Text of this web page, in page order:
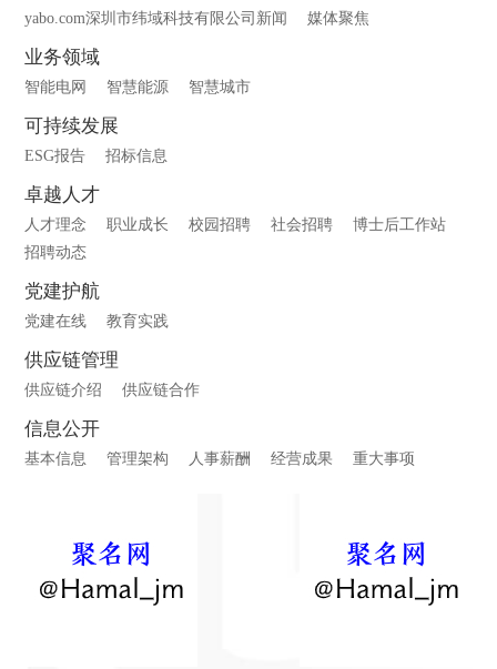
yabo.com深圳市纬域科技有限公司新闻 媒体聚焦
业务领域
智能电网 智慧能源 智慧城市
可持续发展
ESG报告 招标信息
卓越人才
人才理念 职业成长 校园招聘 社会招聘
博士后工作站
招聘动态
党建护航
党建在线 教育实践
供应链管理
供应链介绍 供应链合作
信息公开
基本信息 管理架构 人事薪酬 经营成果 重大事项